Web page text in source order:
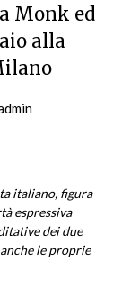
Monk ed
alla
italiano, figura
espressiva
dei due
le proprie